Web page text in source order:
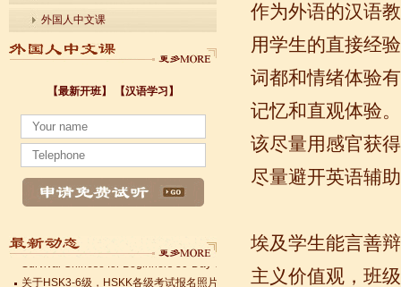
外国人中文课
【最新开班】 【汉语学习】
小暑至，盛夏始
法国南特大学｜国家公立大学国际企业管理硕士 + 跨文化职场通行证，2025 招
各个国家留学对雅思分数的具体要求
Survival Chinese for Beginners 30-Day Challenge day 3
雅思考试介绍
Survival Chinese for Beginners 30-Day Challenge day 1
关于HSK3-6级，HSKK各级考试报名照片的通知
国际实习生企业招募 ，如果你希望外国实习生到你的公司工作，请联系我们
作为外语的汉语
用学生的直接经
词都和情绪体验
记忆和直观体验
该尽量用感官获
尽量避开英语辅
埃及学生能言善
主义价值观，班